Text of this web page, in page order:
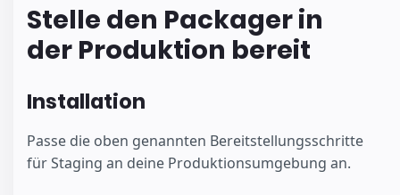
Stelle den Packager in
der Produktion bereit
Installation
Passe die oben genannten Bereitstellungsschritte
für Staging an deine Produktionsumgebung an.